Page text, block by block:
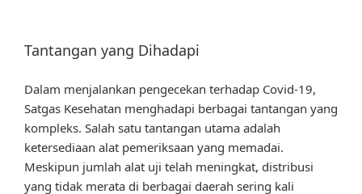
Tantangan yang Dihadapi
Dalam menjalankan pengecekan terhadap Covid-19,
Satgas Kesehatan menghadapi berbagai tantangan yang
kompleks. Salah satu tantangan utama adalah
ketersediaan alat pemeriksaan yang memadai.
Meskipun jumlah alat uji telah meningkat, distribusi
yang tidak merata di berbagai daerah sering kali